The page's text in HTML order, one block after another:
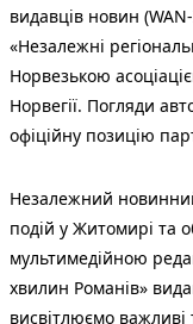
видавців новин
«Незалежні
Норвезькою
Норвегії. Погляди
офіційну позицію
Незалежний
подій у Житомирі та
мультимедійною
хвилин Романів»
висвітлюємо